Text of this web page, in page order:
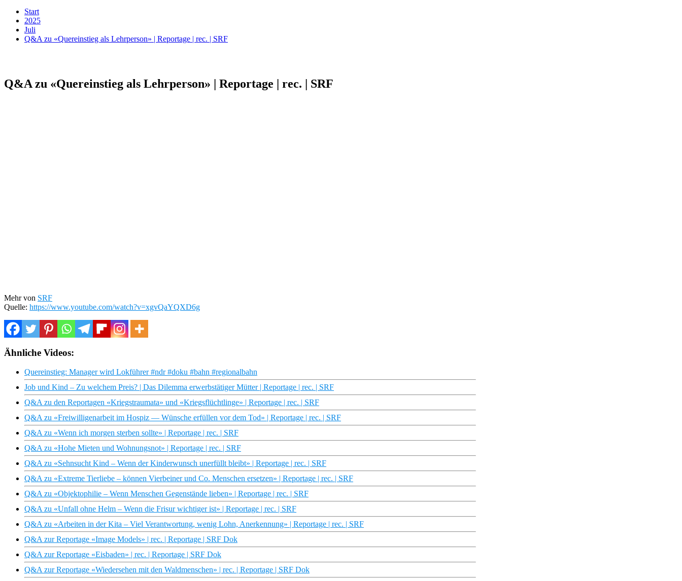
Start
2025
Juli
Q&A zu «Quereinstieg als Lehrperson» | Reportage | rec. | SRF
Q&A zu «Quereinstieg als Lehrperson» | Reportage | rec. | SRF
Mehr von SRF
Quelle: https://www.youtube.com/watch?v=xgvQaYQXD6g
Ähnliche Videos:
Quereinstieg: Manager wird Lokführer #ndr #doku #bahn #regionalbahn
Job und Kind – Zu welchem Preis? | Das Dilemma erwerbstätiger Mütter | Reportage | rec. | SRF
Q&A zu den Reportagen «Kriegstraumata» und «Kriegsflüchtlinge» | Reportage | rec. | SRF
Q&A zu «Freiwilligenarbeit im Hospiz — Wünsche erfüllen vor dem Tod» | Reportage | rec. | SRF
Q&A zu «Wenn ich morgen sterben sollte» | Reportage | rec. | SRF
Q&A zu «Hohe Mieten und Wohnungsnot» | Reportage | rec. | SRF
Q&A zu «Sehnsucht Kind – Wenn der Kinderwunsch unerfüllt bleibt» | Reportage | rec. | SRF
Q&A zu «Extreme Tierliebe – können Vierbeiner und Co. Menschen ersetzen» | Reportage | rec. | SRF
Q&A zu «Objektophilie – Wenn Menschen Gegenstände lieben» | Reportage | rec. | SRF
Q&A zu «Unfall ohne Helm – Wenn die Frisur wichtiger ist» | Reportage | rec. | SRF
Q&A zu «Arbeiten in der Kita – Viel Verantwortung, wenig Lohn, Anerkennung» | Reportage | rec. | SRF
Q&A zur Reportage «Image Models» | rec. | Reportage | SRF Dok
Q&A zur Reportage «Eisbaden» | rec. | Reportage | SRF Dok
Q&A zur Reportage «Wiedersehen mit den Waldmenschen» | rec. | Reportage | SRF Dok